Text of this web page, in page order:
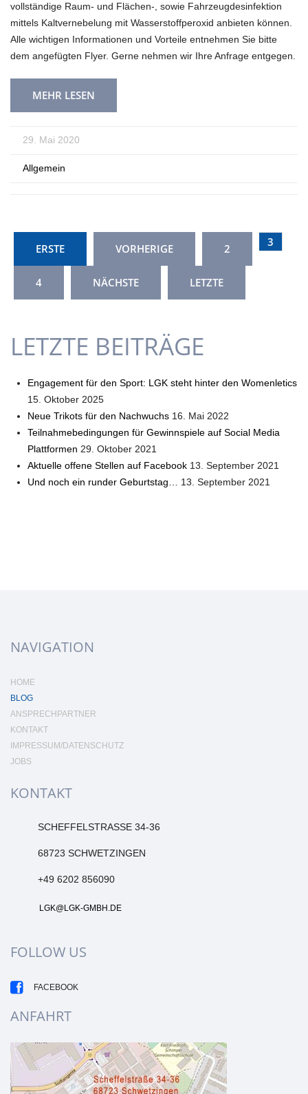
vollständige Raum- und Flächen-, sowie Fahrzeugdesinfektion
mittels Kaltvernebelung mit Wasserstoffperoxid anbieten können.
Alle wichtigen Informationen und Vorteile entnehmen Sie bitte
dem angefügten Flyer. Gerne nehmen wir Ihre Anfrage entgegen.
MEHR LESEN
29. Mai 2020
Allgemein
ERSTE VORHERIGE 2 3
4 NÄCHSTE LETZTE
LETZTE BEITRÄGE
Engagement für den Sport: LGK steht hinter den Womenletics
15. Oktober 2025
Neue Trikots für den Nachwuchs 16. Mai 2022
Teilnahmebedingungen für Gewinnspiele auf Social Media
Plattformen 29. Oktober 2021
Aktuelle offene Stellen auf Facebook 13. September 2021
Und noch ein runder Geburtstag…
13. September 2021
NAVIGATION
HOME
BLOG
ANSPRECHPARTNER
KONTAKT
IMPRESSUM/DATENSCHUTZ
JOBS
KONTAKT
SCHEFFELSTRASSE 34-36
68723 SCHWETZINGEN
+49 6202 856090
LGK@LGK-GMBH.DE
FOLLOW US
FACEBOOK
ANFAHRT